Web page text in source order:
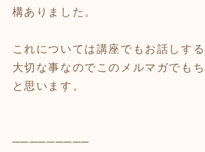
構ありました。
これについては講座でもお話しする
大切な事なのでこのメルマガでも
と思います。
─────────